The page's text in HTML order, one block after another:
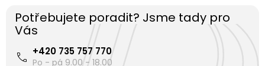
Potřebujete poradit? Jsme tady pro
Vás
+420 735 757 770